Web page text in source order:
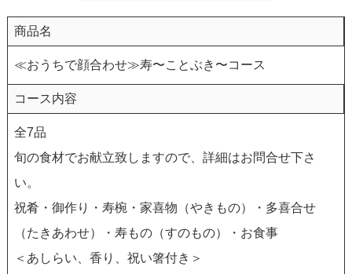
商品名
≪おうちで顔合わせ≫寿〜ことぶき〜コース
コース内容
全7品
旬の食材でお献立致しますので、詳細はお問合せ下さ
い。
祝肴・御作り・寿椀・家喜物（やきもの）・多喜合せ
（たきあわせ）・寿もの（すのもの）・お食事
＜あしらい、香り、祝い箸付き＞